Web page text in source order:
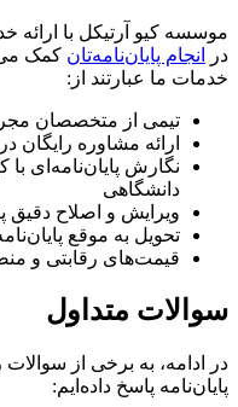
موسسه کیو آرتیکل با ارائه
در
انجام پایان‌نامه‌تان کمک
خدمات ما عبارتند از:
تیمی از متخصصان
ارائه مشاوره
نگارش پایان‌نامه‌ای با
دانشگاهی
ویرایش و اصلاح دقیق
تحویل به موقع
قیمت‌های رقابتی و
سوالات متداول
در ادامه، به برخی از
پایان‌نامه پاسخ داده‌ایم: